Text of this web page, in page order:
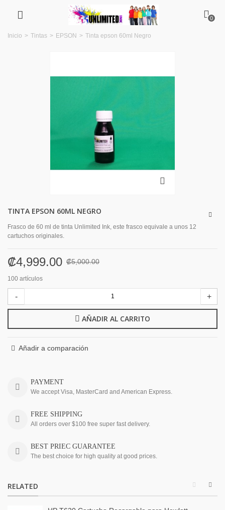
0
Inicio > Tintas > EPSON > Tinta epson 60ml Negro
TINTA EPSON 60ML NEGRO
Frasco de 60 ml de tinta Unlimited Ink, este frasco equivale a unos 12
cartuchos originales.
₡4,999.00 ₡5,000.00
100 artículos
- +
AÑADIR AL CARRITO
Añadir a comparación
PAYMENT
We accept Visa, MasterCard and American Express.
FREE SHIPPING
All orders over $100 free super fast delivery.
BEST PRIEC GUARANTEE
The best choice for high quality at good prices.
RELATED